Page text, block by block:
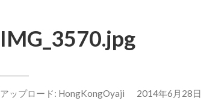
IMG_3570.jpg
アップロード: HongKongOyaji 2014年6月28日